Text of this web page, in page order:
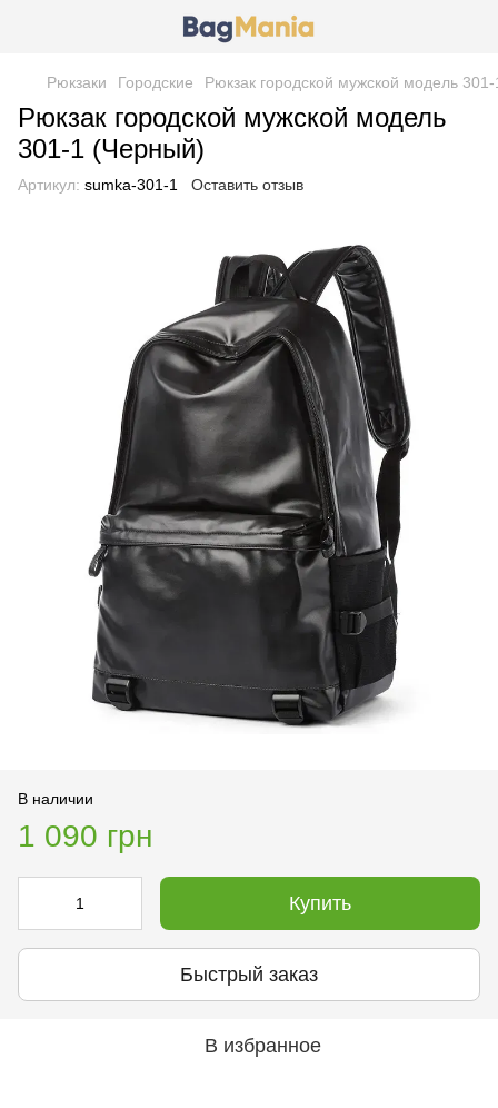
Рюкзаки Городские Рюкзак городской мужской модель
Рюкзак городской мужской модель
301-1 (Черный)
Артикул: sumka-301-1 Оставить отзыв
В наличии
1 090 грн
Купить
Быстрый заказ
В избранное